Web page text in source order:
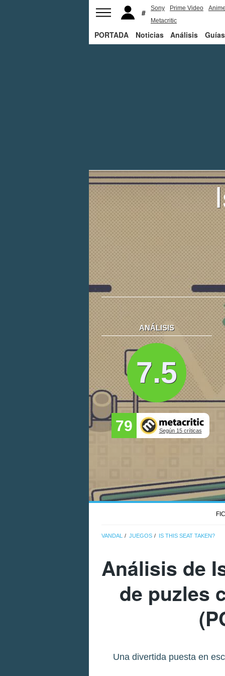
Sony Prime Video
Metacritic
PORTADA Noticias Análisis Guías
ANÁLISIS
7.5
79 Según 15 críticas
VANDAL JUEGOS IS THIS SEAT TAKEN?
Análisis de
de puzles
Una divertida puesta en